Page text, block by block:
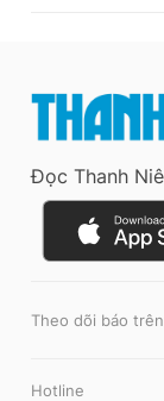
Đọc Thanh
Theo dõi báo trên
Hotline